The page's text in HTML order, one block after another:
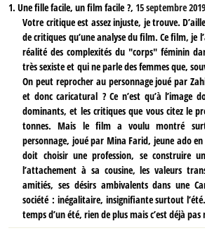
1. Une fille facile, un film facile ?,15 septembre
Votre critique est assez injuste, je trouve.
de critiques qu’une analyse du film. Ce film, je
réalité des complexités du "corps" féminin
très sexiste et qui ne parle des femmes que,
On peut reprocher au personnage joué par
et donc caricatural ? Ce n’est qu’à l’image
dominants, et les critiques que vous citez le
tonnes. Mais le film a voulu montré
personnage, joué par Mina Farid, jeune ado
doit choisir une profession, se construire
l’attachement à sa cousine, les valeurs
amitiés, ses désirs ambivalents dans une
société : inégalitaire, insignifiante surtout
temps d’un été, rien de plus mais c’est déjà pas